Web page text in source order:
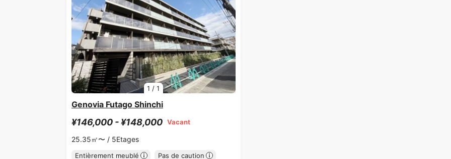
1 /1
Genovia Futago Shinchi
¥146,000 - ¥148,000 Vacant
25.35㎡〜 / 5Etages
Entièrement meublé Pas de caution